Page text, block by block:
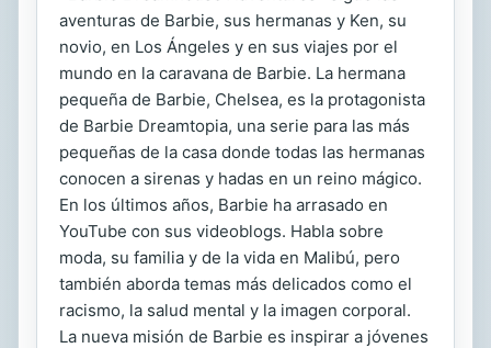
aventuras de Barbie, sus hermanas y Ken, su
novio, en Los Ángeles y en sus viajes por el
mundo en la caravana de Barbie. La hermana
pequeña de Barbie, Chelsea, es la protagonista
de Barbie Dreamtopia, una serie para las más
pequeñas de la casa donde todas las hermanas
conocen a sirenas y hadas en un reino mágico.
En los últimos años, Barbie ha arrasado en
YouTube con sus videoblogs. Habla sobre
moda, su familia y de la vida en Malibú, pero
también aborda temas más delicados como el
racismo, la salud mental y la imagen corporal.
La nueva misión de Barbie es inspirar a jóvenes